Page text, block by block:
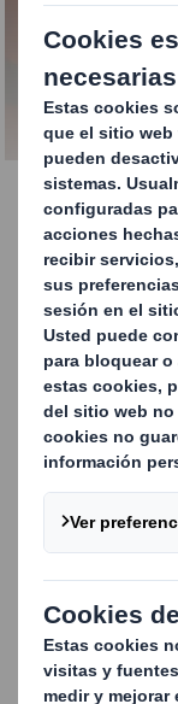
superior
Todas nuestras
controles de
reconocidos del
Creemos que
repetibilidad de
pruebas
Así es como
garantizan un
para cada